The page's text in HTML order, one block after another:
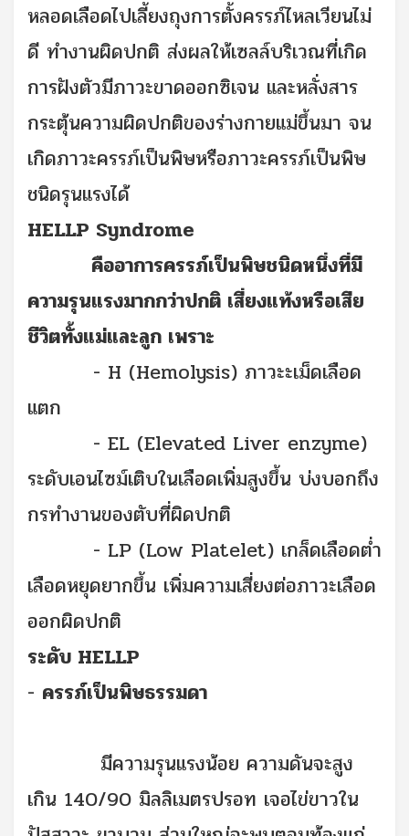
หลอดเลือดไปเลี้ยงถุงการตั้งครรภ์ไหลเวียนไม่
ดี ทำงานผิดปกติ ส่งผลให้เซลล์บริเวณที่เกิด
การฝังตัวมีภาวะขาดออกซิเจน และหลั่งสาร
กระตุ้นความผิดปกติของร่างกายแม่ขึ้นมา จน
เกิดภาวะครรภ์เป็นพิษหรือภาวะครรภ์เป็นพิษ
ชนิดรุนแรงได้
HELLP Syndrome
คืออาการครรภ์เป็นพิษชนิดหนึ่งที่มี
ความรุนแรงมากกว่าปกติ เสี่ยงแท้งหรือเสีย
ชีวิตทั้งแม่และลูก เพราะ
- H (Hemolysis) ภาวะะเม็ดเลือด
แตก
- EL (Elevated Liver enzyme)
ระดับเอนไซม์เติบในเลือดเพิ่มสูงขึ้น บ่งบอกถึง
กรทำงานของตับที่ผิดปกติ
- LP (Low Platelet) เกล็ดเลือดต่ำ
เลือดหยุดยากขึ้น เพิ่มความเสี่ยงต่อภาวะเลือด
ออกผิดปกติ
ระดับ HELLP
- ครรภ์เป็นพิษธรรมดา
มีความรุนแรงน้อย ความดันจะสูง
เกิน 140/90 มิลลิเมตรปรอท เจอไข่ขาวใน